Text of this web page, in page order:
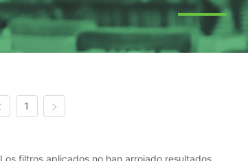
1
Los filtros aplicados no han arrojado resultados